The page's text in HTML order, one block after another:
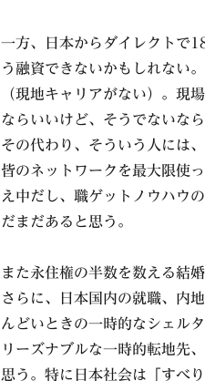
一方、日本からダイレクトで
う融資できないかもしれない
（現地キャリアがない）。現
ならいいけど、そうでないな
その代わり、そういう人には
皆のネットワークを最大限使
え中だし、職ゲットノウハウ
だまだあると思う。
また永住権の半数を数える結
さらに、日本国内の就職、内
んどいときの一時的なシェル
リーズナブルな一時的転地先
思う。特に日本社会は「すべ